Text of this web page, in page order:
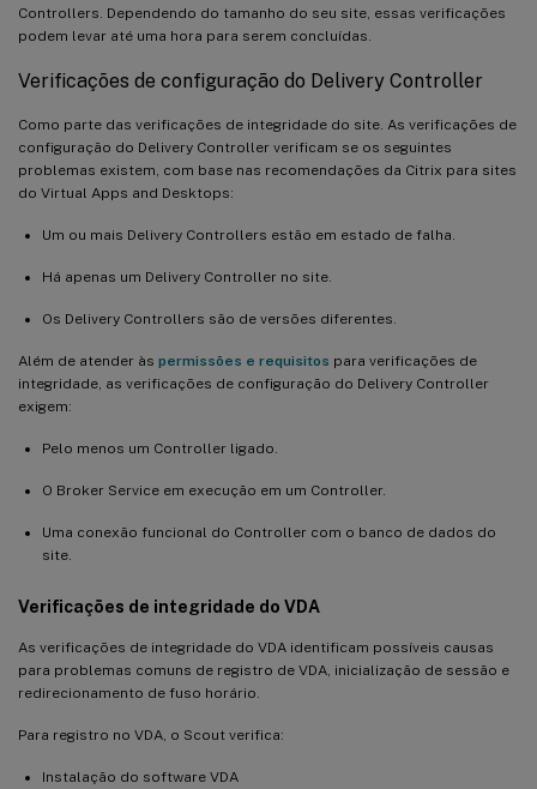
Controllers. Dependendo do tamanho do seu site, essas verificações
podem levar até uma hora para serem concluídas.
Verificações de configuração do Delivery Controller
Como parte das verificações de integridade do site. As verificações de
configuração do Delivery Controller verificam se os seguintes
problemas existem, com base nas recomendações da Citrix para sites
do Virtual Apps and Desktops:
Um ou mais Delivery Controllers estão em estado de falha.
Há apenas um Delivery Controller no site.
Os Delivery Controllers são de versões diferentes.
Além de atender às permissões e requisitos para verificações de
integridade, as verificações de configuração do Delivery Controller
exigem:
Pelo menos um Controller ligado.
O Broker Service em execução em um Controller.
Uma conexão funcional do Controller com o banco de dados do
site.
Verificações de integridade do VDA
As verificações de integridade do VDA identificam possíveis causas
para problemas comuns de registro de VDA, inicialização de sessão e
redirecionamento de fuso horário.
Para registro no VDA, o Scout verifica:
Instalação do software VDA